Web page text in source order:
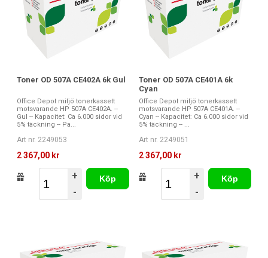
Toner OD 507A CE402A 6k Gul
Office Depot miljö tonerkassett
motsvarande HP 507A CE402A. --
Gul -- Kapacitet: Ca 6.000 sidor vid
5% täckning -- Pa...
Art nr. 2249053
2 367,00 kr
+
-
Köp
Toner OD 507A CE401A 6k
Cyan
Office Depot miljö tonerkassett
motsvarande HP 507A CE401A. --
Cyan -- Kapacitet: Ca 6.000 sidor vid
5% täckning -- ...
Art nr. 2249051
2 367,00 kr
+
-
Köp